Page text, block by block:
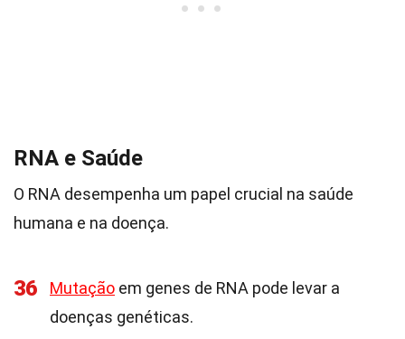
RNA e Saúde
O RNA desempenha um papel crucial na saúde
humana e na doença.
36 Mutação em genes de RNA pode levar a
doenças genéticas.